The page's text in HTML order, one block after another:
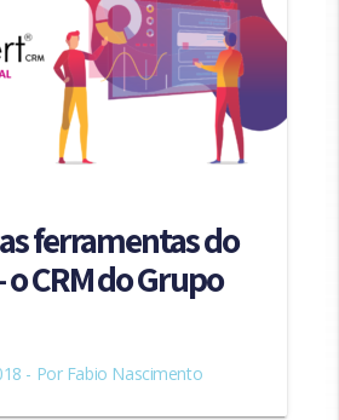
ferramentas do
CRM do Grupo
- Por Fabio Nascimento